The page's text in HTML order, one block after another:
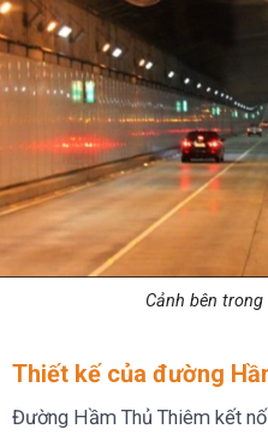
Cảnh bên
Thiết kế của đường
Đường Hầm Thủ Thiêm kết